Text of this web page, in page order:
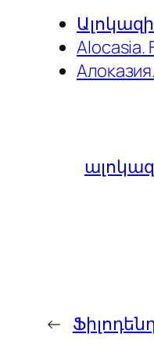
Alocasia.
←